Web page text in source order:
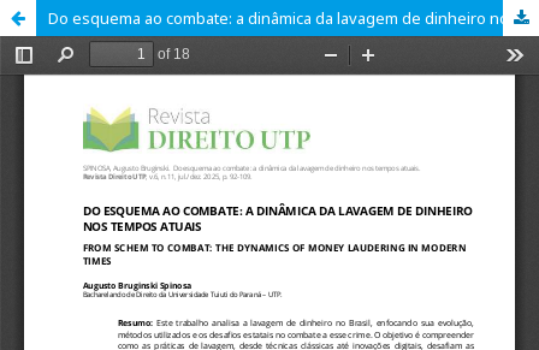
Do esquema ao combate: a dinâmica da lavagem de dinheiro nos tempos atuais